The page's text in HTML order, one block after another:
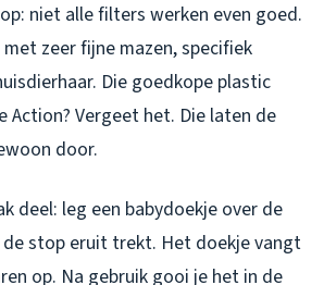
niet alle filters werken even goed.
zeer fijne mazen, specifiek
Die goedkope plastic
Action? Vergeet het. Die laten de
door.
deel: leg een babydoekje over de
stop eruit trekt. Het doekje vangt
op. Na gebruik gooi je het in de